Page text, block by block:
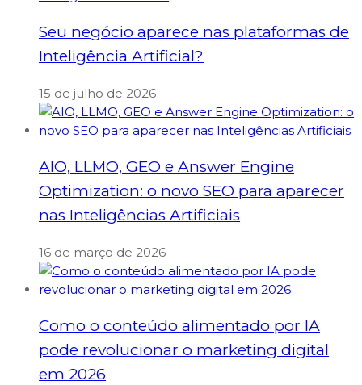
Seu negócio aparece nas plataformas de
Inteligência Artificial?
15 de julho de 2026
AIO, LLMO, GEO e Answer Engine
Optimization: o novo SEO para aparecer
nas Inteligências Artificiais
16 de março de 2026
Como o conteúdo alimentado por IA
pode revolucionar o marketing digital
em 2026